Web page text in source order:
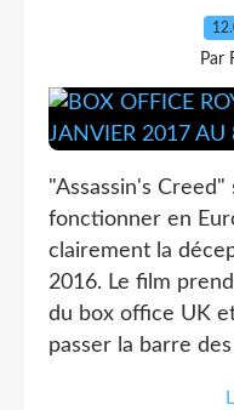
Par
"Assassin's
fonctionner en
clairement la
2016. Le film
du box office UK
passer la barre